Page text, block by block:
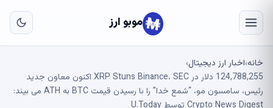
موبو ارز
خانه›اخبار ارز دیجیتال›
124,788,255 دلار در XRP Stuns Binance، SEC اکنون معاون جدید
رئیس، سامسون مو، “شمع خدا” را با رسیدن قیمت BTC به ATH می بیند: